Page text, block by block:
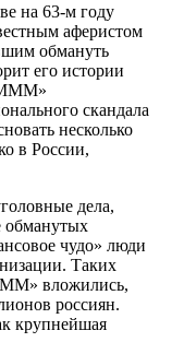
на 63-м году
аферистом
обмануть
его истории
скандала
несколько
в России,
дела,
обманутых
чудо» люди
Таких
вложились,
россиян.
крупнейшая